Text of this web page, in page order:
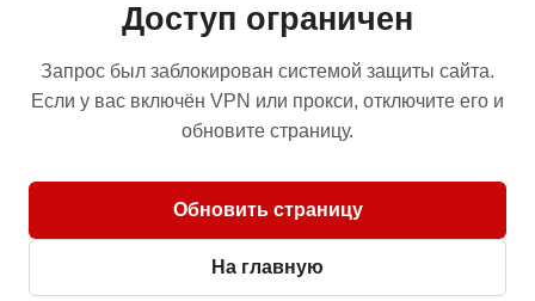
Доступ ограничен
Запрос был заблокирован системой защиты сайта.
Если у вас включён VPN или прокси, отключите его и
обновите страницу.
Обновить страницу
На главную